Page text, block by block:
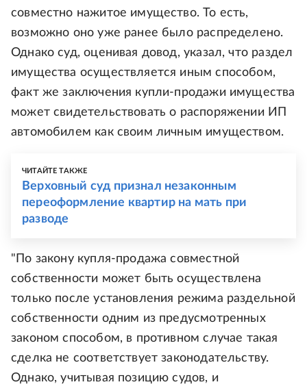
совместно нажитое имущество. То есть,
возможно оно уже ранее было распределено.
Однако суд, оценивая довод, указал, что раздел
имущества осуществляется иным способом,
факт же заключения купли-продажи имущества
может свидетельствовать о распоряжении ИП
автомобилем как своим личным имуществом.
ЧИТАЙТЕ ТАКЖЕ
Верховный суд признал незаконным
переоформление квартир на мать при
разводе
"По закону купля-продажа совместной
собственности может быть осуществлена
только после установления режима раздельной
собственности одним из предусмотренных
законом способом, в противном случае такая
сделка не соответствует законодательству.
Однако, учитывая позицию судов, и